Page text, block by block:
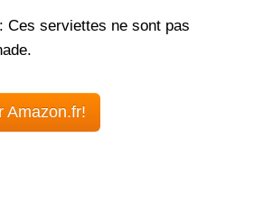
: Ces serviettes ne sont pas
Amazon.fr!